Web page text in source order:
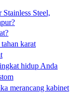
Steel,
karat
hidup Anda
merancang kabinet